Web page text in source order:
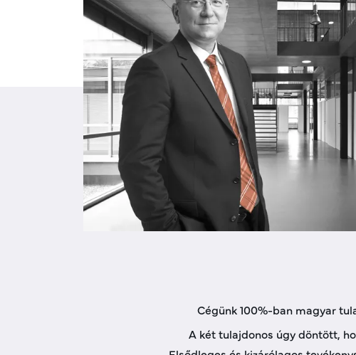
Cégünk 100%-ban magyar
A két tulajdonos úgy döntött,